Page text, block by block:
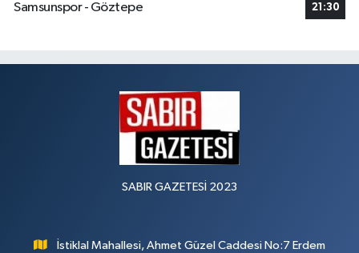
Samsunspor - Göztepe
21:30
SABIR GAZETESİ 2023
İstiklal Mahallesi, Ahmet Güzel Caddesi No:7 Erdem